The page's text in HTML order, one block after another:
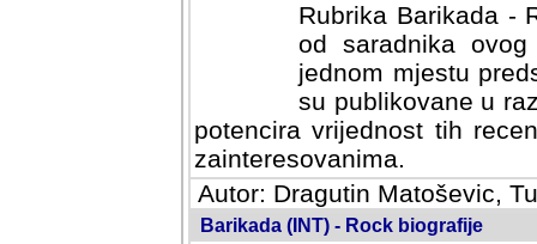
Rubrika Barikada -
od saradnika
jednom mjestu
su publikovane u
potencira vrijednost tih
zainteresovanima.
Autor: Dragutin Matoševic,
Barikada (INT) - Rock biografije